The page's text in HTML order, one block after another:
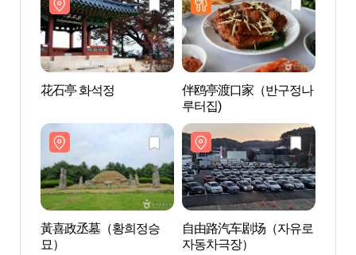
花石亭 화석정
伴鸥亭渡口家（반구정나
루터집)
黃喜政丞墓（황희정승
묘）
自由路汽车剧场（자유로
자동차극장）